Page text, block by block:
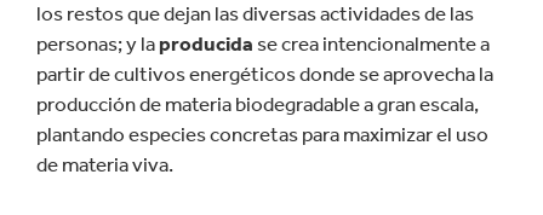
los restos que dejan las diversas actividades de las
personas; y la producida se crea intencionalmente a
partir de cultivos energéticos donde se aprovecha la
producción de materia biodegradable a gran escala,
plantando especies concretas para maximizar el uso
de materia viva.